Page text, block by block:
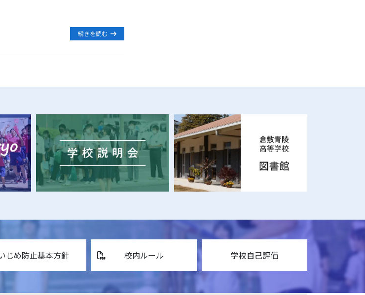
続きを読む
じめ防止基本方針 校内ルール 学校自己評価